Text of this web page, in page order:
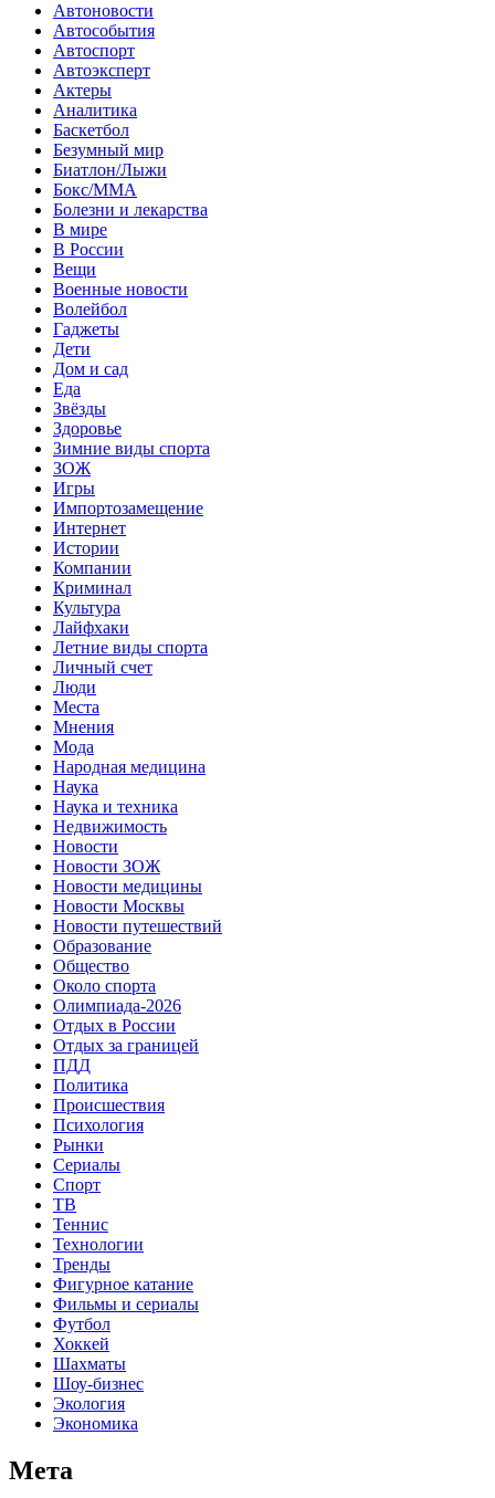
Автоновости
Автособытия
Автоспорт
Автоэксперт
Актеры
Аналитика
Баскетбол
Безумный мир
Биатлон/Лыжи
Бокс/MMA
Болезни и лекарства
В мире
В России
Вещи
Военные новости
Волейбол
Гаджеты
Дети
Дом и сад
Еда
Звёзды
Здоровье
Зимние виды спорта
ЗОЖ
Игры
Импортозамещение
Интернет
Истории
Компании
Криминал
Культура
Лайфхаки
Летние виды спорта
Личный счет
Люди
Места
Мнения
Мода
Народная медицина
Наука
Наука и техника
Недвижимость
Новости
Новости ЗОЖ
Новости медицины
Новости Москвы
Новости путешествий
Образование
Общество
Около спорта
Олимпиада-2026
Отдых в России
Отдых за границей
ПДД
Политика
Происшествия
Психология
Рынки
Сериалы
Спорт
ТВ
Теннис
Технологии
Тренды
Фигурное катание
Фильмы и сериалы
Футбол
Хоккей
Шахматы
Шоу-бизнес
Экология
Экономика
Мета